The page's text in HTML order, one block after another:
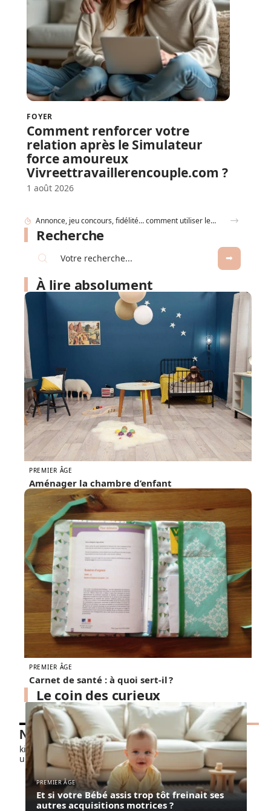
FOYER
Comment renforcer votre
relation après le Simulateur
force amoureux
Vivreettravaillerencouple.com ?
1 août 2026
Annonce, jeu concours, fidélité… comment utiliser le jeu à gratter personnalisé ?
Recherche
À lire absolument
PREMIER ÂGE
Aménager la chambre d’enfant
PREMIER ÂGE
Carnet de santé : à quoi sert-il ?
Le coin des curieux
PREMIER ÂGE
Et si votre Bébé assis trop tôt freinait ses
autres acquisitions motrices ?
Nos petits chouchous
kids-promo.fr
unbrindefil.fr